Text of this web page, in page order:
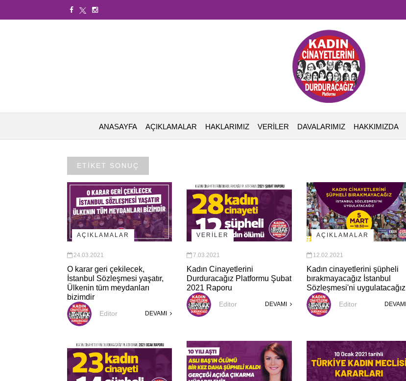
ANASAYFA AÇIKLAMALAR HAKLARIMIZ VERİLER DAVALARIMIZ HAKKIMIZDA
ETİKET SONUÇ
AÇIKLAMALAR
24.03.2021
O karar geri çekilecek,
İstanbul Sözleşmesi yaşatır,
Ülkenin tüm meydanları
bizimdir
Editor DEVAMI
VERİLER
7.03.2021
Kadın Cinayetlerini
Durduracağız Platformu Şubat
2021 Raporu
Editor DEVAMI
AÇIKLAMALAR
12.02.2021
Kadın cinayetlerini şüpheli
bırakmayacağız İstanbul
Sözleşmesi'ni uygulatacağız
Editor DEVAMI